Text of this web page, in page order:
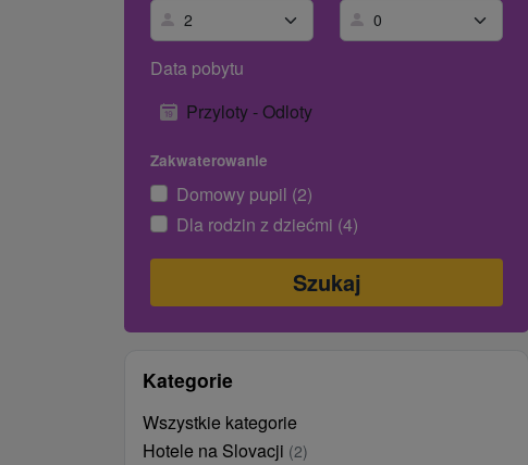
Data pobytu
Przyloty - Odloty
Zakwaterowanie
Domowy pupil (2)
Dla rodzin z dziećmi (4)
Kategorie
Wszystkie kategorie
Hotele na Slovacji (2)